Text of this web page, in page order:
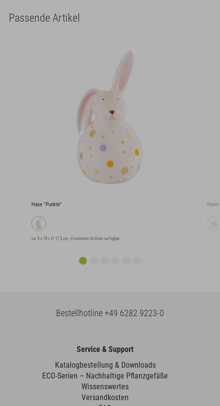
Passende Artikel
Hase "Punkte"
ca. 9 x 10 x H 17,5 cm, in weiteren Größen verfügbar
Huhn
Bestellhotline+49 6282 9223-0
Service & Support
Katalogbestellung & Downloads
ECO-Serien – Nachhaltige Pflanzgefäße
Wissenswertes
Versandkosten